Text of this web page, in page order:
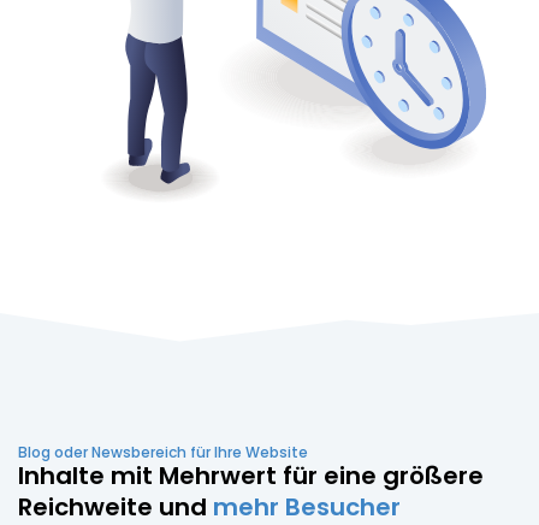
Blog oder Newsbereich für Ihre Website
Inhalte mit Mehrwert für eine größere
Reichweite und mehr Besucher